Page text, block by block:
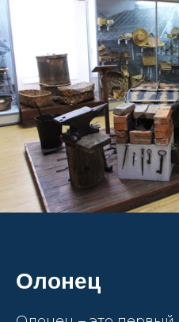
Олонец